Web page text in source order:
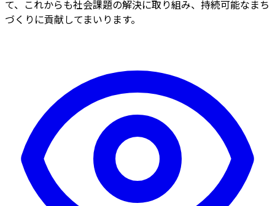
て、これからも社会課題の解決に取り組み、持続可能なまち
づくりに貢献してまいります。